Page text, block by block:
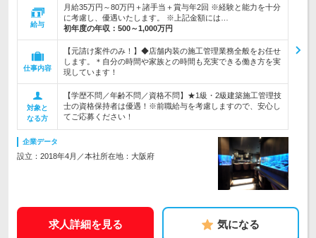
給与
月給35万円～80万円＋諸手当＋賞与年2回 ※経験と能力を十分
に考慮し、優遇いたします。 ※上記金額には…
初年度の年収： 500～1,000万円
仕事内容
【元請け案件のみ！】◆店舗内装の施工管理業務全般をお任せ
します。＊自分の時間や家族との時間も充実できる働き方を実
現しています！
対象と
なる方
【学歴不問／年齢不問／資格不問】★1級・2級建築施工管理技
士の資格保持者は優遇！※前職給与を考慮しますので、安心し
てご応募ください！
企業データ
設立：2018年4月／本社所在地：大阪府
求人詳細を見る 気になる